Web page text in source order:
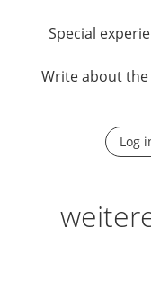
Special
Write about
Log